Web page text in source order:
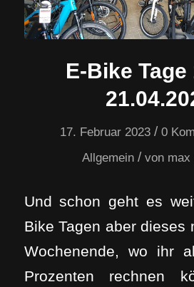
E-Bike Tage
17. Februar 2023 / 0
Allgemein / von max
Und schon geht es
Bike Tagen aber dieses
Wochenende, wo ihr
Prozenten rechnen